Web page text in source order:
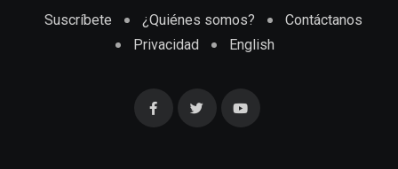
Suscríbete ¿Quiénes somos?
Contáctanos
Privacidad
English